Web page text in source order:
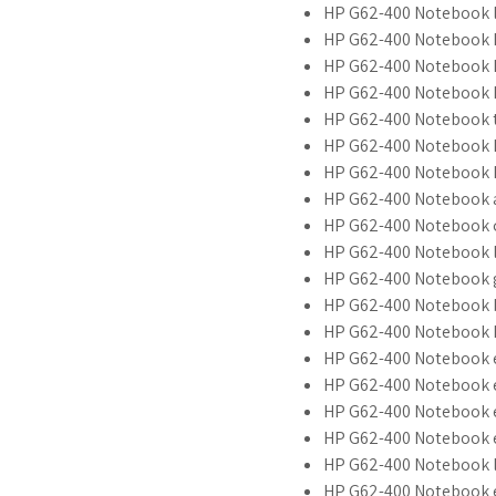
HP G62-400
HP G62-400 Notebook
HP G62-400 Notebook
HP G62-400 Notebook
HP G62-400 Notebook
HP G62-400
HP G62-400
HP G62-400 Notebook
HP G62-400 Notebook
HP G62-400
HP G62-400
HP G62-400
HP G62-400 Notebook
HP G62-400 Notebook
HP G62-400 Notebook
HP G62-400
HP G62-400 Notebook
HP G62-400
HP G62-400